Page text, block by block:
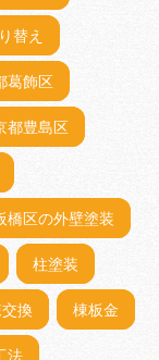
替え
葛飾区
都豊島区
橋区の外壁塗装
柱塗装
換 棟板金
法